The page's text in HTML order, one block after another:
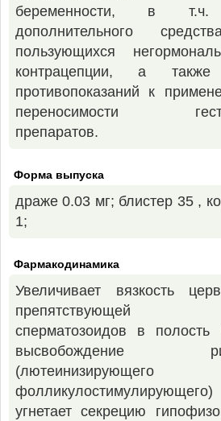
беременности, в
дополнительного
пользующихся
контрацепции, а
противопоказаний к
переносимости
препаратов.
Форма выпуска
драже 0.03 мг; блистер 35 ,
1;
Фармакодинамика
Увеличивает вязкость
препятствующей
сперматозоидов в полость
высвобождение
угнетает секрецию